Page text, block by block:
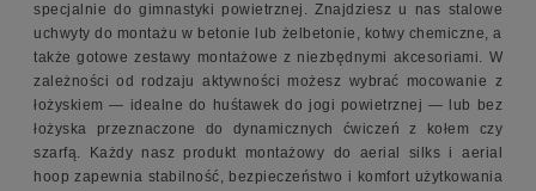
specjalnie do gimnastyki powietrznej. Znajdziesz u nas stalowe
uchwyty do montażu w betonie lub żelbetonie, kotwy chemiczne, a
także gotowe zestawy montażowe z niezbędnymi akcesoriami. W
zależności od rodzaju aktywności możesz wybrać mocowanie z
łożyskiem — idealne do huśtawek do jogi powietrznej — lub bez
łożyska przeznaczone do dynamicznych ćwiczeń z kołem czy
szarfą. Każdy nasz produkt montażowy do aerial silks i aerial
hoop zapewnia stabilność, bezpieczeństwo i komfort użytkowania